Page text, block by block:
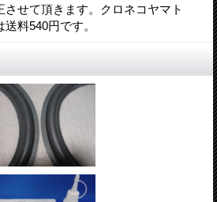
させて頂きます。クロネコヤマト
料540円です。